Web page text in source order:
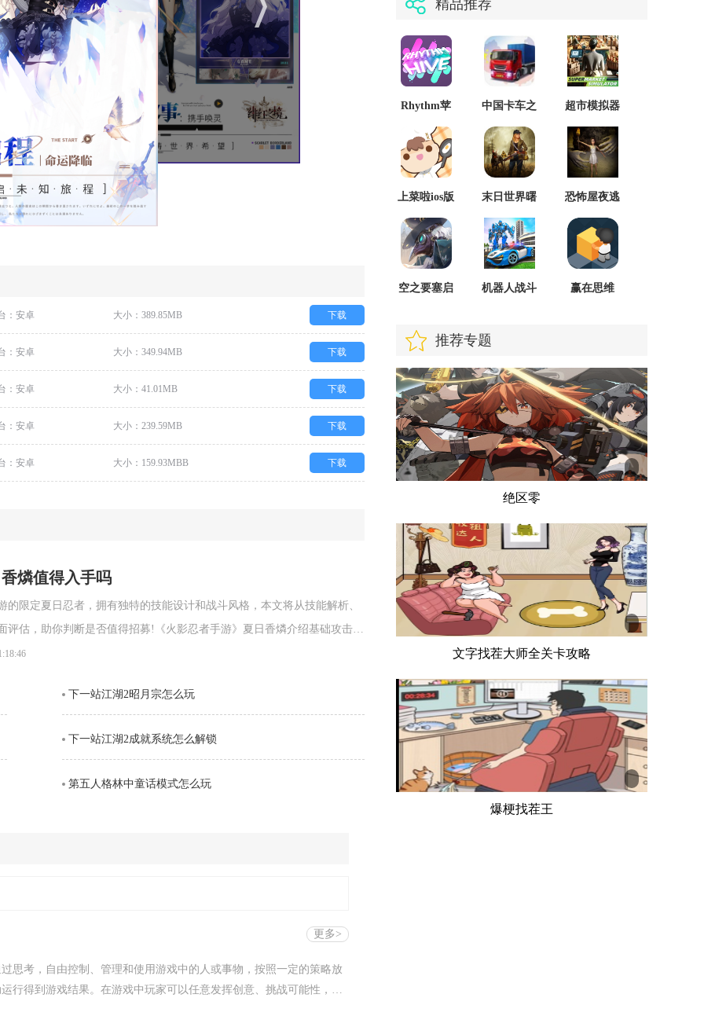
：安卓 大小：389.85MB 下载
：安卓 大小：349.94MB 下载
：安卓 大小：41.01MB 下载
：安卓 大小：239.59MB 下载
：安卓 大小：159.93MBB 下载
燐值得入手吗
的限定夏日忍者，拥有独特的技能设计和战斗风格，本文将从技能解析、
评估，助你判断是否值得招募!《火影忍者手游》夏日香燐介绍基础攻击方
连击。前两段以锁链的上撩与横扫为主，具备良好的起手能力，第三段下
需要注意的是，最后一段下一站江湖2昭月宗怎么玩
下一站江湖2成就系统怎么解锁
第五人格林中童话模式怎么玩
更多>
思考，自由控制、管理和使用游戏中的人或事物，按照一定的策略放
行得到游戏结果。在游戏中玩家可以任意发挥创意、挑战可能性，体
精品推荐
Rhythm苹
中国卡车之
超市模拟器
上菜啦ios版
末日世界曙
版
恐怖屋夜逃
空之要塞启
机器人战斗
赢在思维
推荐专题
绝区零
文字找茬大师全关卡攻略
爆梗找茬王